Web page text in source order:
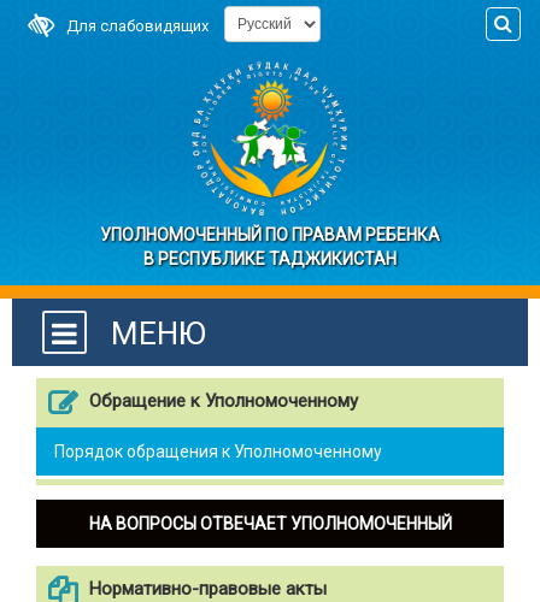
Для слабовидящих
УПОЛНОМОЧЕННЫЙ ПО ПРАВАМ РЕБЕНКА
В РЕСПУБЛИКЕ ТАДЖИКИСТАН
МЕНЮ
Обращение к Уполномоченному
Порядок обращения к Уполномоченному
НА ВОПРОСЫ ОТВЕЧАЕТ УПОЛНОМОЧЕННЫЙ
Нормативно-правовые акты